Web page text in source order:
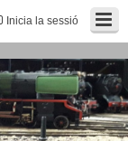
Inicia la sessió